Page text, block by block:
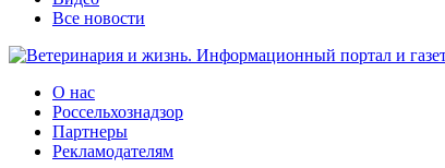
Все новости
О нас
Россельхознадзор
Партнеры
Рекламодателям